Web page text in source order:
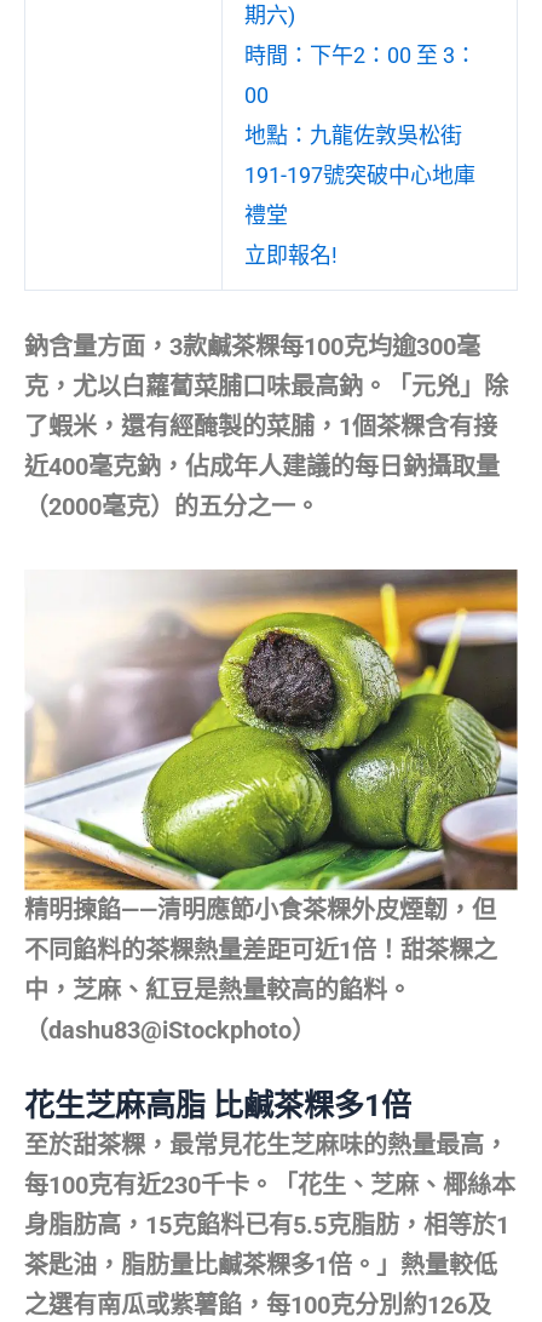
期六)
時間：下午2：00 至 3：
00
地點：九龍佐敦吳松街
191-197號突破中心地庫
禮堂
立即報名!
鈉含量方面，3款鹹茶粿每100克均逾300毫
克，尤以白蘿蔔菜脯口味最高鈉。「元兇」除
了蝦米，還有經醃製的菜脯，1個茶粿含有接
近400毫克鈉，佔成年人建議的每日鈉攝取量
（2000毫克）的五分之一。
精明揀餡——清明應節小食茶粿外皮煙韌，但
不同餡料的茶粿熱量差距可近1倍！甜茶粿之
中，芝麻、紅豆是熱量較高的餡料。
（dashu83@iStockphoto）
花生芝麻高脂 比鹹茶粿多1倍
至於甜茶粿，最常見花生芝麻味的熱量最高，
每100克有近230千卡。「花生、芝麻、椰絲本
身脂肪高，15克餡料已有5.5克脂肪，相等於1
茶匙油，脂肪量比鹹茶粿多1倍。」熱量較低
之選有南瓜或紫薯餡，每100克分別約126及